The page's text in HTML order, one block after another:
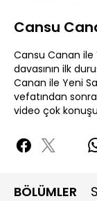
Cansu
Cansu Canan ile
davasının ilk
Canan ile Yeni
vefatından
video çok
BÖLÜMLER